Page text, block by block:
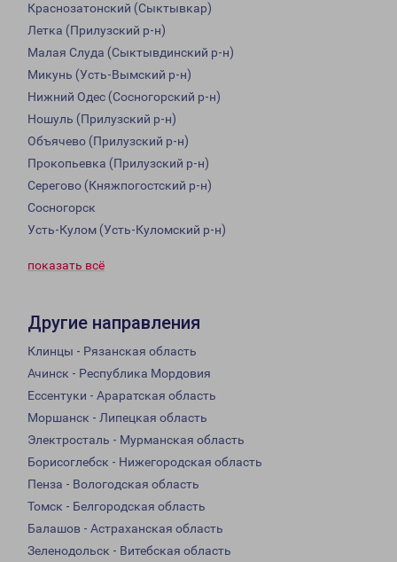
Краснозатонский (Сыктывкар)
Летка (Прилузский р-н)
Малая Слуда (Сыктывдинский р-н)
Микунь (Усть-Вымский р-н)
Нижний Одес (Сосногорский р-н)
Ношуль (Прилузский р-н)
Объячево (Прилузский р-н)
Прокопьевка (Прилузский р-н)
Серегово (Княжпогостский р-н)
Сосногорск
Усть-Кулом (Усть-Куломский р-н)
показать всё
Другие направления
Клинцы - Рязанская область
Ачинск - Республика Мордовия
Ессентуки - Араратская область
Моршанск - Липецкая область
Электросталь - Мурманская область
Борисоглебск - Нижегородская область
Пенза - Вологодская область
Томск - Белгородская область
Балашов - Астраханская область
Зеленодольск - Витебская область